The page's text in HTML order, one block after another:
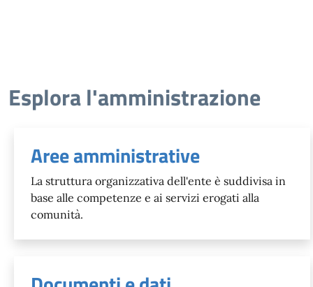
Esplora l'amministrazione
Aree amministrative
La struttura organizzativa dell'ente è suddivisa in
base alle competenze e ai servizi erogati alla
comunità.